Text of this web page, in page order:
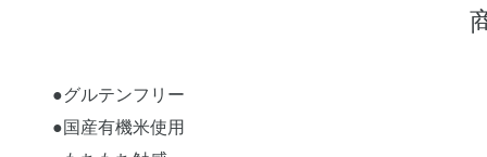
●グルテンフリー
●国産有機米使用